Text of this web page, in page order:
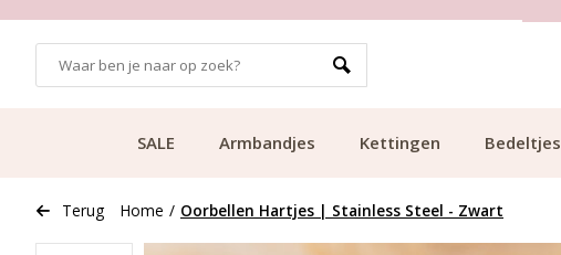
SALE Armbandjes Kettingen Bedeltjes
Terug Home / Oorbellen Hartjes | Stainless Steel - Zwart